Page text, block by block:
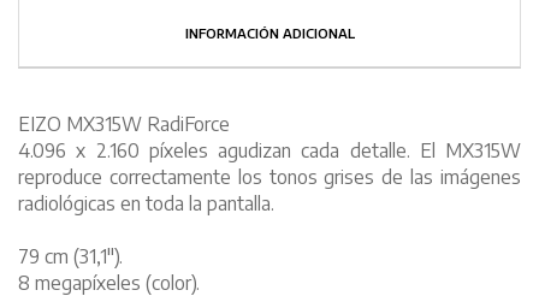
INFORMACIÓN ADICIONAL
EIZO MX315W RadiForce
4.096 x 2.160 píxeles agudizan cada detalle. El MX315W
reproduce correctamente los tonos grises de las imágenes
radiológicas en toda la pantalla.
79 cm (31,1").
8 megapíxeles (color).